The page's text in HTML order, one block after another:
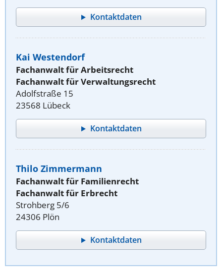
Kontaktdaten
Kai Westendorf
Fachanwalt für Arbeitsrecht
Fachanwalt für Verwaltungsrecht
Adolfstraße 15
23568 Lübeck
Kontaktdaten
Thilo Zimmermann
Fachanwalt für Familienrecht
Fachanwalt für Erbrecht
Strohberg 5/6
24306 Plön
Kontaktdaten